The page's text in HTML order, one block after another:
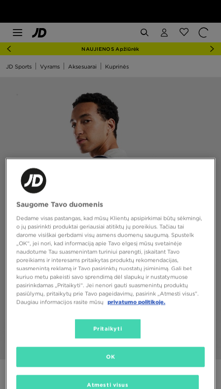
NAUJIENOS Apžiūrėk
JD Sports Vyrams Aksesuarai Kuprinės
NIKE KUPRINĖ NK VARSITY ELITE BKPK
Saugome Tavo duomenis
Dedame visas pastangas, kad mūsų Klientų apsipirkimai būtų sėkmingi,
o jų pasirinkti produktai geriausiai atitiktų jų poreikius. Tačiau tai
darome visiškai gerbdami visų asmens duomenų saugumą. Spustelk
„OK“, jei nori, kad informaciją apie Tavo elgesį mūsų svetainėje
naudotume Tau suasmenintam turiniui parengti, įskaitant Tavo
poreikiams ir interesams pritaikytas produktų rekomendacijas,
suasmenintą reklamą ir Tavo pasirinktų nuostatų įsiminimą. Gali bet
kuriuo metu pakeisti savo sprendimą dėl slapukų ir nustatymuose
pasirinkdamas „Pritaikyti“. Jei nenori gauti suasmenintų produktų
pasiūlymų, pritaikytų prie Tavo pageidavimų, pasirink „Atmesti visus”.
Daugiau informacijos rasite mūsų
privatumo politikoje.
Pritaikyti
Atmesti visus
OK